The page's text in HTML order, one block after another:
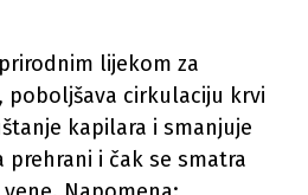
lijekom za
cirkulaciju krvi
kapilara i smanjuje
i čak se smatra